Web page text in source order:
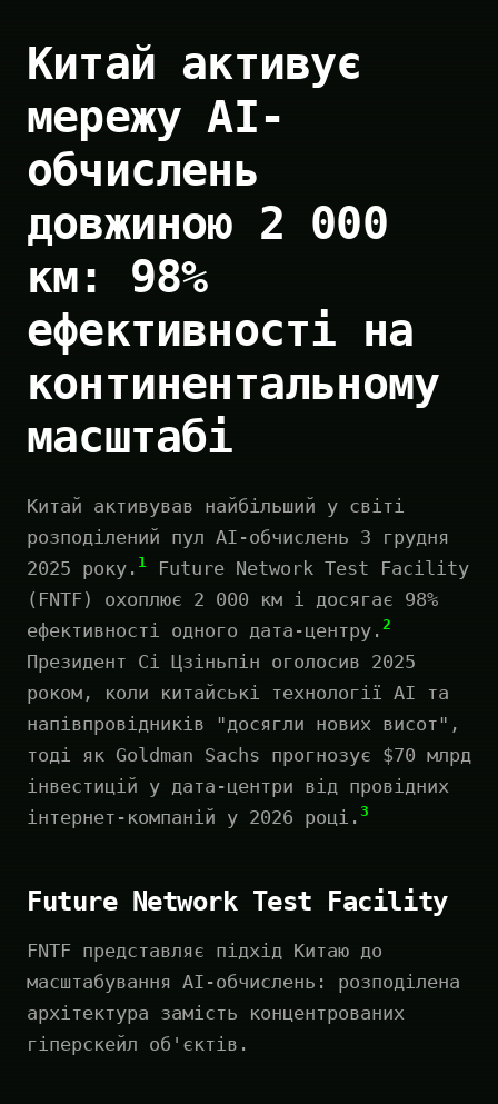
Китай активує
мережу AI-
обчислень
довжиною 2 000
км: 98%
ефективності на
континентальному
масштабі
Китай активував найбільший у світі
розподілений пул AI-обчислень 3 грудня
2025 року. 1
Future Network Test Facility
(FNTF) охоплює 2 000 км і досягає 98%
ефективності одного дата-центру. 2
Президент Сі Цзіньпін оголосив 2025
роком, коли китайські технології AI та
напівпровідників "досягли нових висот",
тоді як Goldman Sachs прогнозує $70 млрд
інвестицій у дата-центри від провідних
інтернет-компаній у 2026 році. 3
Future Network Test Facility
FNTF представляє підхід Китаю до
масштабування AI-обчислень: розподілена
архітектура замість концентрованих
гіперскейл об'єктів.